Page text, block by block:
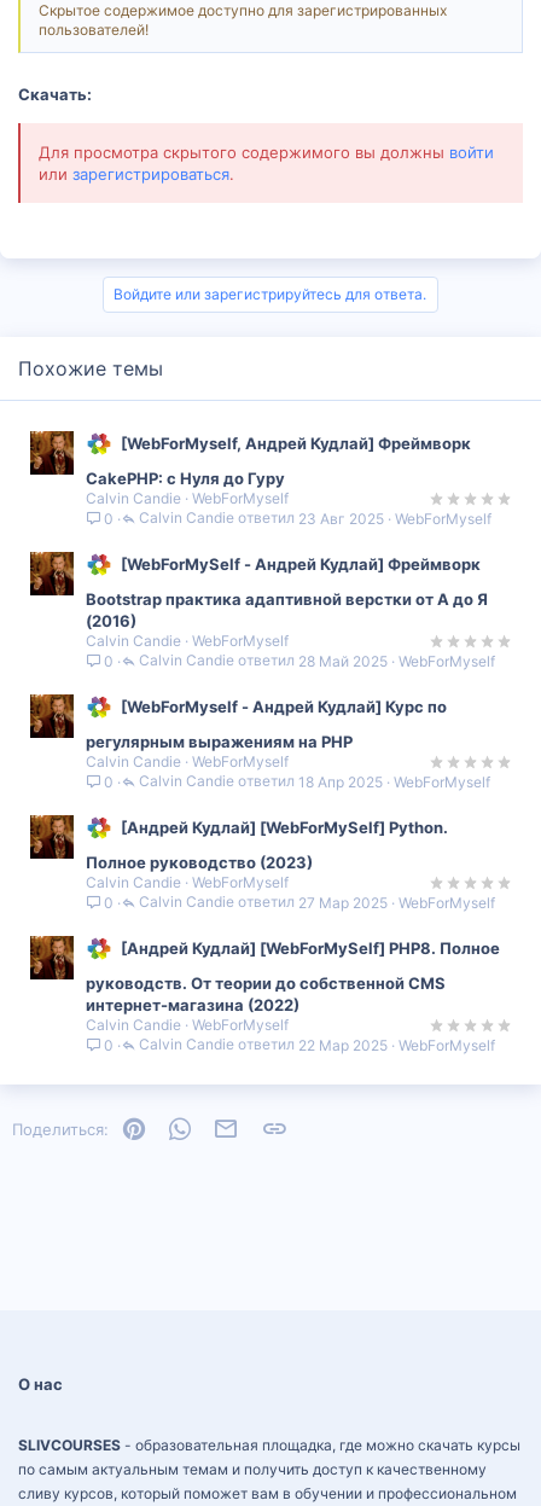
Скрытое содержимое доступно для зарегистрированных
пользователей!
Скачать:
Для просмотра скрытого содержимого вы должны войти
или зарегистрироваться.
Войдите или зарегистрируйтесь для ответа.
Похожие темы
[WebForMyself, Андрей Кудлай] Фреймворк
CakePHP: с Нуля до Гуру
Calvin Candie WebForMyself
0
WebForMyself
23 Авг 2025
Calvin Candie
[WebForMySelf - Андрей Кудлай] Фреймворк
Bootstrap практика адаптивной верстки от А до Я
(2016)
Calvin Candie WebForMyself
0
WebForMyself
28 Май 2025
Calvin Candie
[WebForMyself - Андрей Кудлай] Курс по
регулярным выражениям на PHP
Calvin Candie WebForMyself
0
WebForMyself
18 Апр 2025
Calvin Candie
[Андрей Кудлай] [WebForMySelf] Python.
Полное руководство (2023)
Calvin Candie WebForMyself
0
WebForMyself
27 Мар 2025
Calvin Candie
[Андрей Кудлай] [WebForMySelf] PHP8. Полное
руководств. От теории до собственной CMS
интернет-магазина (2022)
Calvin Candie WebForMyself
0
WebForMyself
22 Мар 2025
Calvin Candie
Поделиться: PinterestWhatsAppЭлектронная почта
О нас
SLIVCOURSES - образовательная площадка, где можно скачать курсы
по самым актуальным темам и получить доступ к качественному
сливу курсов, который поможет вам в обучении и профессиональном